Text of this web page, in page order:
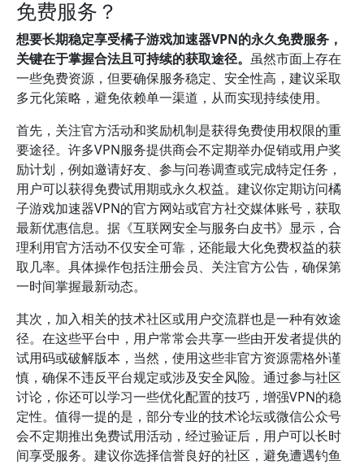
免费服务？
想要长期稳定享受橘子游戏加速器VPN的永久免费服务，
关键在于掌握合法且可持续的获取途径。 虽然市面上存在
一些免费资源，但要确保服务稳定、安全性高，建议采取
多元化策略，避免依赖单一渠道，从而实现持续使用。
首先，关注官方活动和奖励机制是获得免费使用权限的重
要途径。许多VPN服务提供商会不定期举办促销或用户奖
励计划，例如邀请好友、参与问卷调查或完成特定任务，
用户可以获得免费试用期或永久权益。建议你定期访问橘
子游戏加速器VPN的官方网站或官方社交媒体账号，获取
最新优惠信息。据《互联网安全与服务白皮书》显示，合
理利用官方活动不仅安全可靠，还能最大化免费权益的获
取几率。具体操作包括注册会员、关注官方公告，确保第
一时间掌握最新动态。
其次，加入相关的技术社区或用户交流群也是一种有效途
径。在这些平台中，用户常常会共享一些由开发者提供的
试用码或破解版本，当然，使用这些非官方资源需格外谨
慎，确保不违反平台规定或涉及安全风险。通过参与社区
讨论，你还可以学习一些优化配置的技巧，增强VPN的稳
定性。值得一提的是，部分专业的技术论坛或微信公众号
会不定期推出免费试用活动，经过验证后，用户可以长时
间享受服务。建议你选择信誉良好的社区，避免遭遇钓鱼